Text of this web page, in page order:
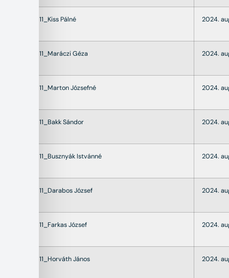
22011_Kiss Pálné 2024.
22011_Maráczi Géza 2024.
22011_Marton Józsefné 2024.
22011_Bakk Sándor 2024.
22011_Busznyák Istvánné 2024.
22011_Darabos József 2024.
22011_Farkas József 2024.
22011_Horváth János 2024.